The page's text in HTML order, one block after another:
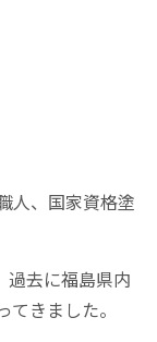
人、国家資格塗
過去に福島県内
きました。